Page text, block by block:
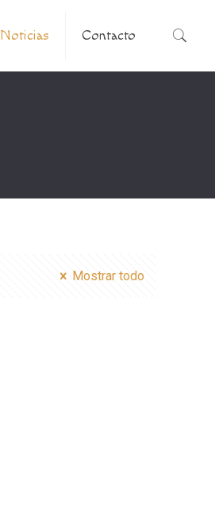
Noticias Contacto
Mostrar todo